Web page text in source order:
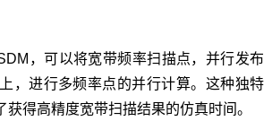
，可以将宽带频率扫描点，并行发布
，进行多频率点的并行计算。这种独特
获得高精度宽带扫描结果的仿真时间。